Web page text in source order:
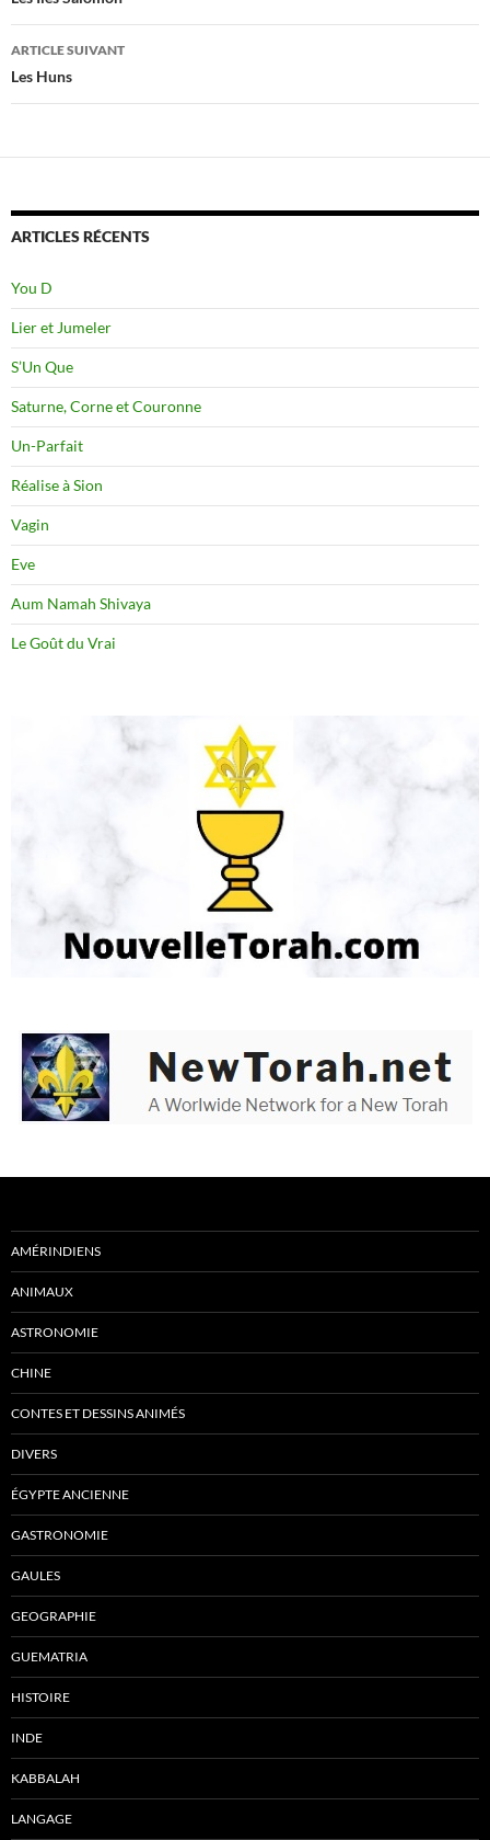
articles
ARTICLE SUIVANT
Les Huns
ARTICLES RÉCENTS
You D
Lier et Jumeler
S’Un Que
Saturne, Corne et Couronne
Un-Parfait
Réalise à Sion
Vagin
Eve
Aum Namah Shivaya
Le Goût du Vrai
AMÉRINDIENS
ANIMAUX
ASTRONOMIE
CHINE
CONTES ET DESSINS ANIMÉS
DIVERS
ÉGYPTE ANCIENNE
GASTRONOMIE
GAULES
GEOGRAPHIE
GUEMATRIA
HISTOIRE
INDE
KABBALAH
LANGAGE